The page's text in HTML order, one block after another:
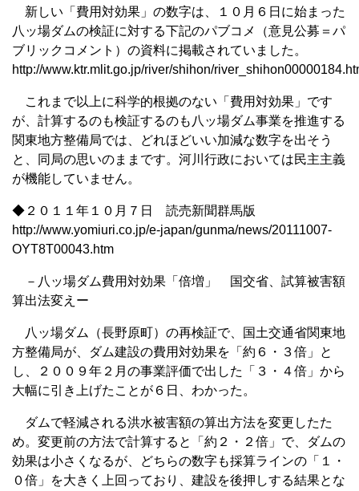
新しい「費用対効果」の数字は、１０月６日に始まった
八ッ場ダムの検証に対する下記のパブコメ（意見公募＝パ
ブリックコメント）の資料に掲載されていました。
http://www.ktr.mlit.go.jp/river/shihon/
これまで以上に科学的根拠のない「費用対効果」です
が、計算するのも検証するのも八ッ場ダム事業を推進する
関東地方整備局では、どれほどいい加減な数字を出そう
と、同局の思いのままです。河川行政においては民主主義
が機能していません。
◆２０１１年１０月７日 読売新聞群馬版
http://www.yomiuri.co.jp/e-japan/gunma/news/20111007-
OYT8T00043.htm
－八ッ場ダム費用対効果「倍増」 国交省、試算被害額
算出法変えー
八ッ場ダム（長野原町）の再検証で、国土交通省関東地
方整備局が、ダム建設の費用対効果を「約６・３倍」と
し、２００９年２月の事業評価で出した「３・４倍」から
大幅に引き上げたことが６日、わかった。
ダムで軽減される洪水被害額の算出方法を変更したた
め。変更前の方法で計算すると「約２・２倍」で、ダムの
効果は小さくなるが、どちらの数字も採算ラインの「１・
０倍」を大きく上回っており、建設を後押しする結果とな